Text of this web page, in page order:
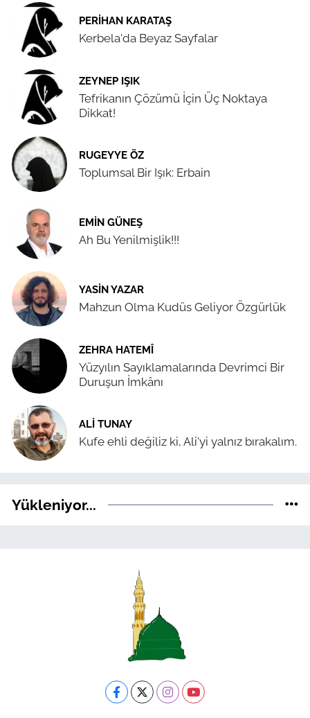
PERIHAN KARATAŞ
Kerbela'da Beyaz Sayfalar
ZEYNEP IŞIK
Tefrikanın Çözümü İçin Üç Noktaya
Dikkat!
RUGEYYE ÖZ
Toplumsal Bir Işık: Erbain
EMIN GÜNEŞ
Ah Bu Yenilmişlik!!!
YASIN YAZAR
Mahzun Olma Kudüs Geliyor Özgürlük
ZEHRA HATEMÎ
Yüzyılın Sayıklamalarında Devrimci Bir
Duruşun İmkânı
ALI TUNAY
Kufe ehli değiliz ki, Ali'yi yalnız bırakalım.
Yükleniyor...